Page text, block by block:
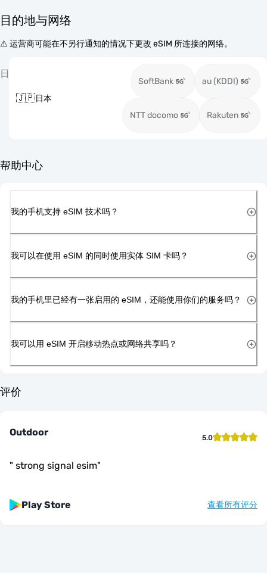
目的地与网络
⚠️ 运营商可能在不另行通知的情况下更改 eSIM 所连接的网络。
日
🇯🇵日本
SoftBank au (KDDI)
NTT docomo Rakuten
帮助中心
我的手机支持 eSIM 技术吗？
我可以在使用 eSIM 的同时使用实体 SIM 卡吗？
我的手机里已经有一张启用的 eSIM，还能使用你们的服务吗？
我可以用 eSIM 开启移动热点或网络共享吗？
评价
Outdoor 5.0
" strong signal esim"
Play Store 查看所有评分